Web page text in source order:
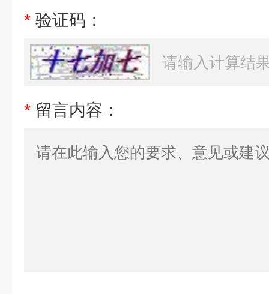
* 验证码：
* 留言内容：